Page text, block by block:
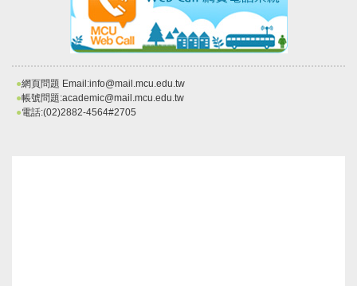
●網頁問題 Email:info@mail.mcu.edu.tw
●帳號問題:academic@mail.mcu.edu.tw
●電話:(02)2882-4564#2705